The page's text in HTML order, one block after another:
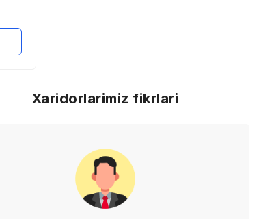
Xaridorlarimiz fikrlari